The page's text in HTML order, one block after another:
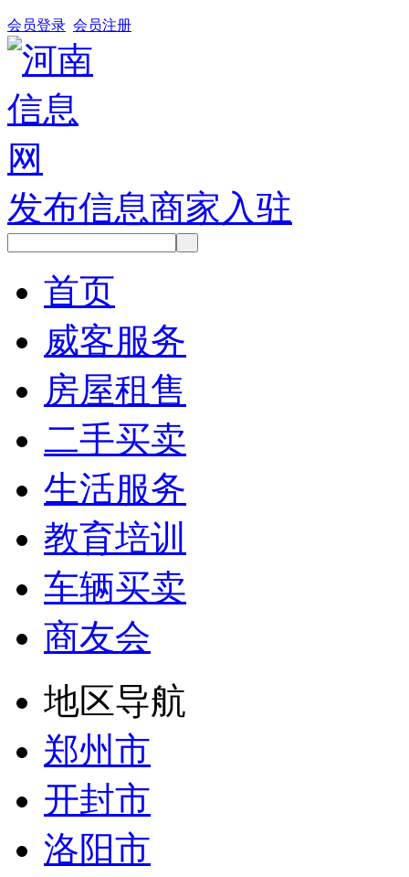
会员登录 会员注册
发布信息商家入驻
首页
威客服务
房屋租售
二手买卖
生活服务
教育培训
车辆买卖
商友会
地区导航
郑州市
开封市
洛阳市